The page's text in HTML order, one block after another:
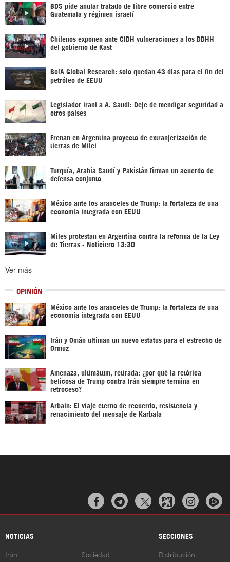
BDS pide anular tratado de libre comercio entre
Guatemala y régimen israelí
Chilenos exponen ante CIDH vulneraciones a los DDHH
del gobierno de Kast
BofA Global Research: solo quedan 43 días para el fin del
petróleo de EEUU
Legislador iraní a A. Saudí: Deje de mendigar seguridad a
otros países
Frenan en Argentina proyecto de extranjerización de
tierras de Milei
Turquía, Arabia Saudí y Pakistán firman un acuerdo de
defensa conjunto
México ante los aranceles de Trump: la fortaleza de una
economía integrada con EEUU
Miles protestan en Argentina contra la reforma de la Ley
de Tierras - Noticiero 13:30
Ver más
OPINIÓN
México ante los aranceles de Trump: la fortaleza de una
economía integrada con EEUU
Irán y Omán ultiman un nuevo estatus para el estrecho de
Ormuz
Amenaza, ultimátum, retirada: ¿por qué la retórica
belicosa de Trump contra Irán siempre termina en
retroceso?
Arbaín: El viaje eterno de recuerdo, resistencia y
renacimiento del mensaje de Karbala
  
NOTICIAS SECCIONES
Irán Sociedad Distribución